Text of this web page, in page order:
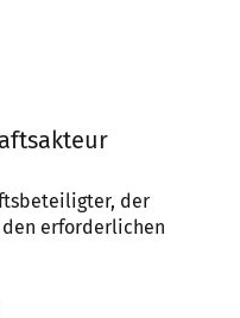
der
erforderlichen